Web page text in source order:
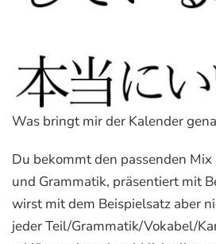
Was bringt mir der Kalender
Du bekommt den passenden Mix
und Grammatik, präsentiert mit
wirst mit dem Beispielsatz aber
jeder Teil/Grammatik/Vokabel/